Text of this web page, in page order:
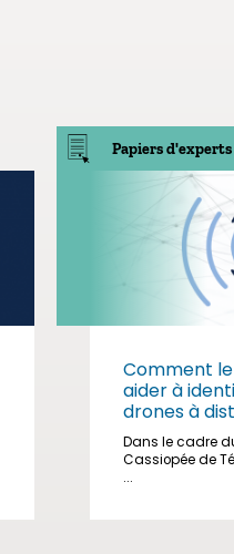
Papiers d'experts
Comment
aider à
drones à
Dans le cadre
Cassiopée de
...